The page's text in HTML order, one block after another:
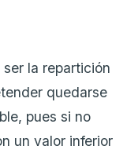
la repartición
quedarse
pues si no
un valor inferior